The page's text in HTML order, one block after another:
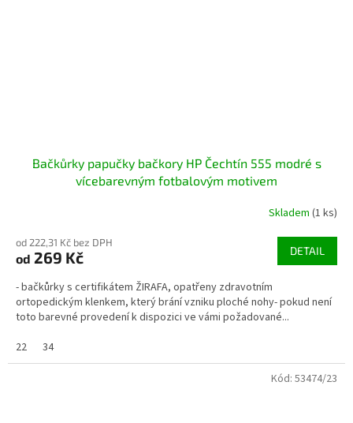
Bačkůrky papučky bačkory HP Čechtín 555 modré s
vícebarevným fotbalovým motivem
Skladem (1 ks)
od 222,31 Kč bez DPH
od 269 Kč DETAIL
- bačkůrky s certifikátem ŽIRAFA, opatřeny zdravotním
ortopedickým klenkem, který brání vzniku ploché nohy- pokud není
toto barevné provedení k dispozici ve vámi požadované...
22
34
Kód: 53474/23